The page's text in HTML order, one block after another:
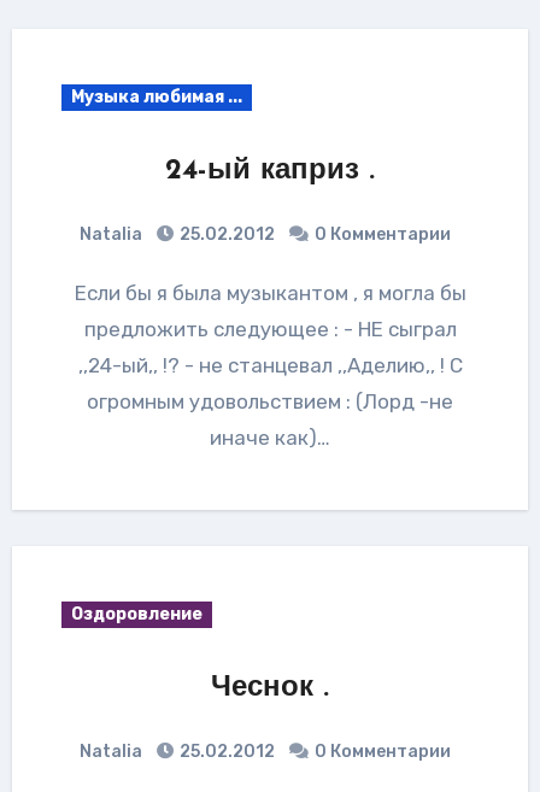
Музыка любимая ...
24-ый каприз .
Natalia 25.02.2012 0 Комментарии
Если бы я была музыкантом , я могла бы
предложить следующее : - НЕ сыграл
,,24-ый,, !? - не станцевал ,,Аделию,, ! С
огромным удовольствием : (Лорд -не
иначе как)…
Оздоровление
Чеснок .
Natalia 25.02.2012 0 Комментарии